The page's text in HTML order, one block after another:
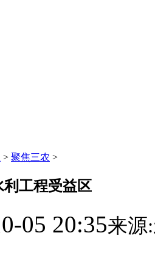
> 聚焦三农 >
工程受益区
05 20:35来源: